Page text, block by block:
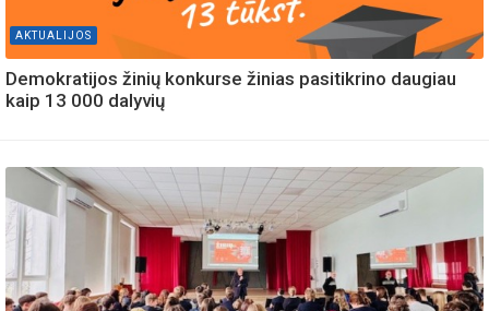
AKTUALIJOS
Demokratijos žinių konkurse žinias pasitikrino daugiau
kaip 13 000 dalyvių